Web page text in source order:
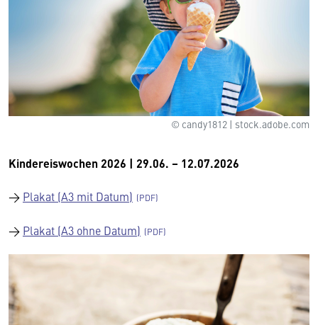
© candy1812 | stock.adobe.com
Kindereiswochen 2026 | 29.06. – 12.07.2026
→ Plakat (A3 mit Datum)
→ Plakat (A3 ohne Datum)